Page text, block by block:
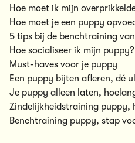
Hoe moet ik mijn
Hoe moet je een puppy
5 tips bij de benchtraining
Hoe socialiseer ik mijn puppy?
Must-haves voor je puppy
Een puppy bijten afleren, dé
Je puppy alleen laten,
Zindelijkheidstraining puppy,
Benchtraining puppy, stap